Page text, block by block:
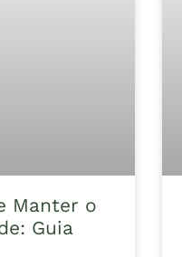
Manter o
Guia